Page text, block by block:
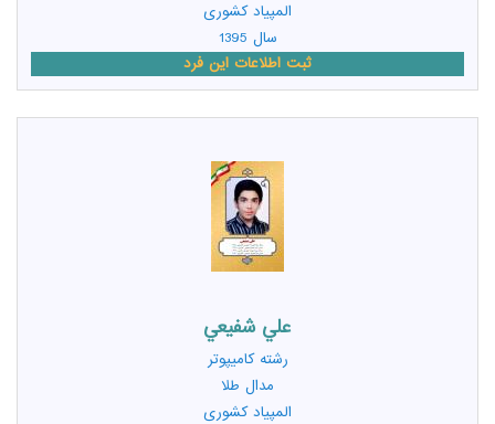
المپیاد کشوری
سال 1395
ثبت اطلاعات این فرد
علي شفيعي
رشته کامیپوتر
مدال طلا
المپیاد کشوری